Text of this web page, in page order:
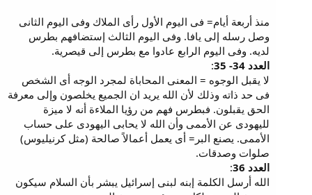
منذ أربعة أيام= فى اليوم الأول رأى الملاك وفى اليوم الثانى
وصل رسله إلى يافا. وفى اليوم الثالث إستضافهم بطرس
لديه. وفى اليوم الرابع عادوا مع بطرس إلى قيصرية.
العدد 34- 35
:
لا يقبل الوجوه = المعنى المحاباة لمجرد الوجه أى الشخص
فى حد ذاته وذلك لأن الله يريد ان الجميع يخلصون وإلى معرفة
الحق يقبلون. فبطرس فهم من رؤيا الملاءة أنه لا ميزة
لليهودى عن الأممى وأن الله لا يحابى اليهودى على حساب
الأممى. يصنع البر= أى يعمل أعمالاً صالحة (مثل كرنيليوس)
صلوات وصدقات.
العدد 36
:
الله أرسل الكلمة إبنه لبنى إسرائيل يبشر بأن السلام سيكون